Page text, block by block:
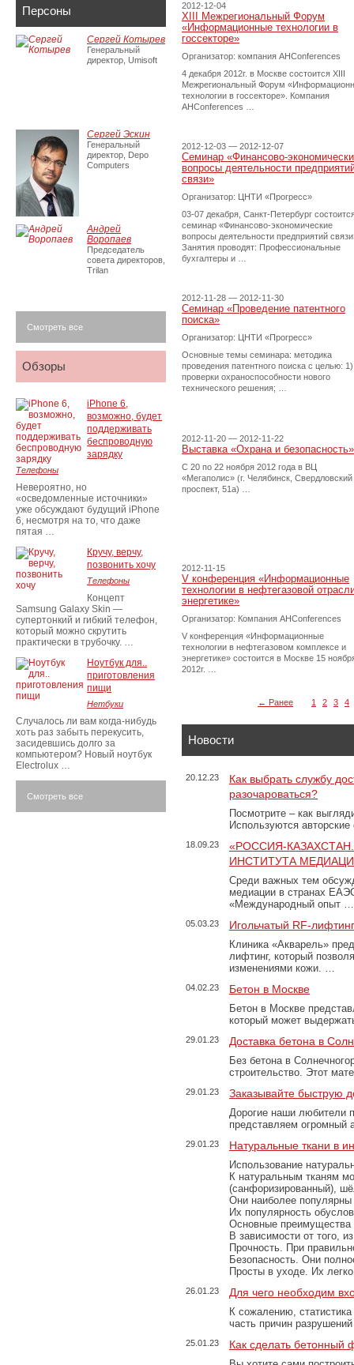
2012-12-04
XIII Межрегиональный Форум
«Информационные технологии в
госсекторе»
Организатор: компания AHConferences
4 декабря 2012г. в Москве состоится XIII
Межрегиональный Форум
технологии в госсекторе». Компания
AHConferences …
2012-12-03 — 2012-12-07
Семинар «Финансово-
вопросы деятельности
связи»
Организатор: ЦНТИ «Прогресс»
03-07 декабря, Санкт-Петербург
семинар «Финансово-экономические
вопросы деятельности предприятий
Занятия проводят: Профессиональные
бухгалтеры и …
2012-11-28 — 2012-11-30
Семинар «Проведение патентного
поиска»
Организатор: ЦНТИ «Прогресс»
Основные темы семинара: методика
проведения патентного поиска с целью: 1)
проверки охраноспособности нового
технического решения; …
2012-11-20 — 2012-11-22
Выставка «Охрана и безопасность»
С 20 по 22 ноября 2012 года в ВЦ
«Мегаполис» (г. Челябинск, Свердловский
проспект, 51а) …
2012-11-15
V конференция «Информационные
технологии в нефтегазовой
энергетике»
Организатор: Компания AHConferences
V конференция «Информационные
технологии в нефтегазовом комплексе и
энергетике» состоится в Москве 15
2012г. …
← Ранее 1 2 3 4
Новости
20.12.23
Как выбрать службу
разочароваться?
Посмотрите – как
Используются
18.09.23
«РОССИЯ-
ИНСТИТУТА
Среди важных тем
медиации в странах
«Международный опыт …
05.03.23 Игольчатый RF-
Клиника «Акварель»
лифтинг, который
изменениями кожи. …
04.02.23 Бетон в Москве
Бетон в Москве
который может
29.01.23 Доставка бетона в
Без бетона в
строительство. Этот
29.01.23 Заказывайте быструю
Дорогие наши любители
представляем огромный
29.01.23 Натуральные ткани в
Использование
К натуральным тканям
(санфоризированный),
Они наиболее популярны
Их популярность
Основные преимущества
В зависимости от того,
Прочность. При
Безопасность. Они
Просты в уходе. Их
26.01.23 Для чего необходим
К сожалению,
часть причин
25.01.23 Как сделать бетонный
Персоны
Сергей Котырев
Генеральный
директор, Umisoft
Сергей Эскин
Генеральный
директор, Depo
Computers
Андрей
Воропаев
Председатель
совета директоров,
Trilan
Смотреть все
Обзоры
iPhone 6,
возможно, будет
поддерживать
беспроводную
зарядку
Телефоны
Невероятно, но
«осведомленные источники»
уже обсуждают будущий iPhone
6, несмотря на то, что даже
пятая …
Кручу, верчу,
позвонить хочу
Телефоны
Концепт
Samsung Galaxy Skin —
супертонкий и гибкий телефон,
который можно скрутить
практически в трубочку. …
Ноутбук для..
приготовления
пищи
Нетбуки
Случалось ли вам когда-нибудь
хоть раз забыть перекусить,
засидевшись долго за
компьютером? Новый ноутбук
Electrolux …
Смотреть все